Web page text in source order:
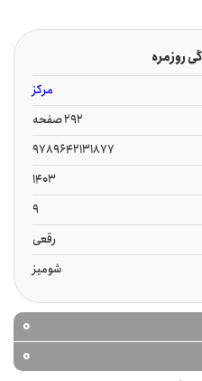
روزمره
مرکز
292 صفحه
9789642131877
1403
9
رقعی
شومیز
0
0